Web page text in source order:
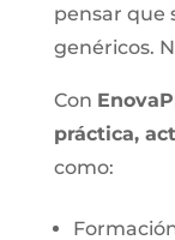
pensar que
genéricos.
Con
práctica,
como: